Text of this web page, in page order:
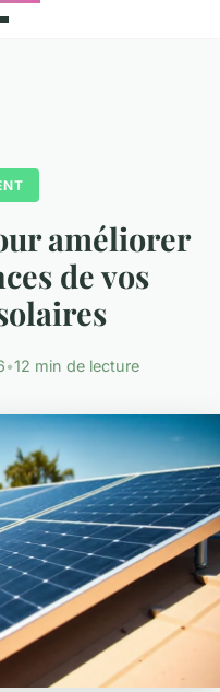
améliorer
de vos
•12 min de lecture